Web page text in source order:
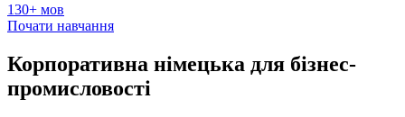
130+ мов
Почати навчання
Корпоративна німецька для бізнес-
промисловості